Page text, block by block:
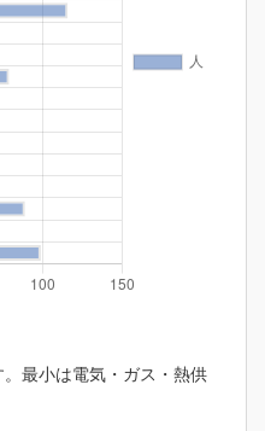
最小は電気・ガス・熱供